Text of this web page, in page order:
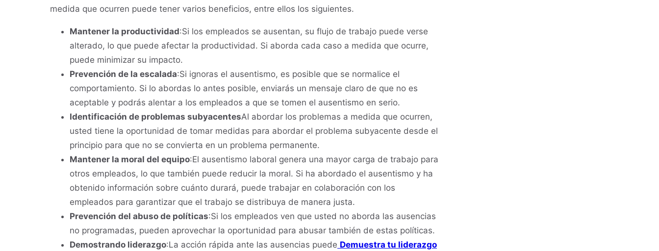
medida que ocurren puede tener varios beneficios, entre ellos los siguientes.
Mantener la productividad:Si los empleados se ausentan, su flujo de trabajo puede verse
alterado, lo que puede afectar la productividad. Si aborda cada caso a medida que ocurre,
puede minimizar su impacto.
Prevención de la escalada:Si ignoras el ausentismo, es posible que se normalice el
comportamiento. Si lo abordas lo antes posible, enviarás un mensaje claro de que no es
aceptable y podrás alentar a los empleados a que se tomen el ausentismo en serio.
Identificación de problemas subyacentesAl abordar los problemas a medida que ocurren,
usted tiene la oportunidad de tomar medidas para abordar el problema subyacente desde el
principio para que no se convierta en un problema permanente.
Mantener la moral del equipo:El ausentismo laboral genera una mayor carga de trabajo para
otros empleados, lo que también puede reducir la moral. Si ha abordado el ausentismo y ha
obtenido información sobre cuánto durará, puede trabajar en colaboración con los
empleados para garantizar que el trabajo se distribuya de manera justa.
Prevención del abuso de políticas:Si los empleados ven que usted no aborda las ausencias
no programadas, pueden aprovechar la oportunidad para abusar también de estas políticas.
Demostrando liderazgo:La acción rápida ante las ausencias puede Demuestra tu liderazgo